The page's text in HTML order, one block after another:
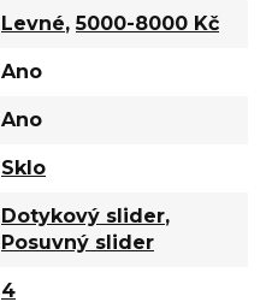
Levné,5000-8000 Kč
Ano
Ano
Sklo
Dotykový slider,
Posuvný slider
4